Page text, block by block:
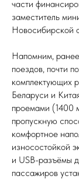
части
заместитель
Новосибирской
Напомним,
поездов, почти
комплектующих
Беларуси и
проемами (1400
пропускную
комфортное
износостойкой
и USB-разъёмы
пассажиров